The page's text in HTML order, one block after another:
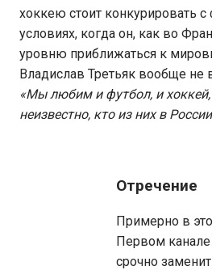
хоккею стоит конкурировать
условиях, когда он, как во
уровню приближаться к
Владислав Третьяк вообще не
«Мы любим и футбол, и
неизвестно, кто из них в
Отречение
Примерно в
Первом
срочно